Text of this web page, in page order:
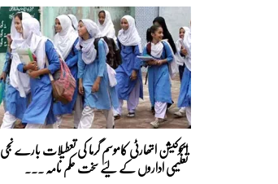
ایجوکیشن اتھارٹی کاموسمِ گرما کی تعطیلات بارے نجی
تعلیمی اداروں کے لیے سخت حکم نامہ ...